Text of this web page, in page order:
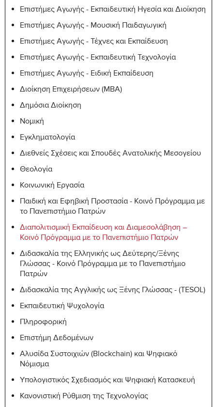
Επιστήμες Αγωγής - Εκπαιδευτική Ηγεσία και Διοίκηση
Επιστήμες Αγωγής - Μουσική Παιδαγωγική
Επιστήμες Αγωγής - Τέχνες και Εκπαίδευση
Επιστήμες Αγωγής - Εκπαιδευτική Τεχνολογία
Επιστήμες Αγωγής - Ειδική Εκπαίδευση
Διοίκηση Επιχειρήσεων (MBA)
Δημόσια Διοίκηση
Νομική
Εγκληματολογία
Διεθνείς Σχέσεις και Σπουδές Ανατολικής Μεσογείου
Θεολογία
Κοινωνική Εργασία
Παιδική και Εφηβική Προστασία - Κοινό Πρόγραμμα με
το Πανεπιστήμιο Πατρών
Διαπολιτισμική Εκπαίδευση και Διαμεσολάβηση –
Κοινό Πρόγραμμα με το Πανεπιστήμιο Πατρών
Διδασκαλία της Ελληνικής ως Δεύτερης/Ξένης
Γλώσσας - Κοινό Πρόγραμμα με το Πανεπιστήμιο
Πατρών
Διδασκαλία της Αγγλικής ως Ξένης Γλώσσας - (TESOL)
Εκπαιδευτική Ψυχολογία
Πληροφορική
Επιστήμη Δεδομένων
Αλυσίδα Συστοιχιών (Blockchain) και Ψηφιακό
Νόμισμα
Υπολογιστικός Σχεδιασμός και Ψηφιακή Κατασκευή
Κανονιστική Ρύθμιση της Τεχνολογίας